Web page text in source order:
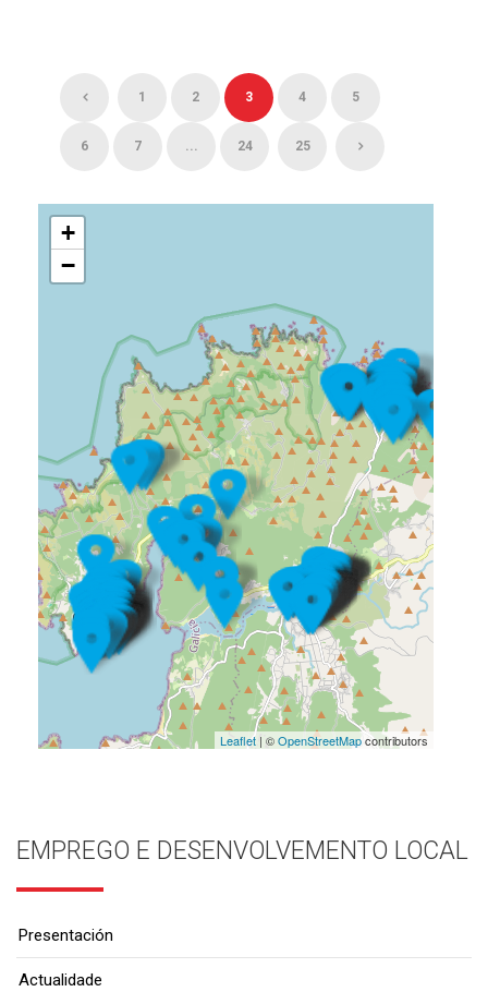
1 2 3 4 5
6 7 ... 24 25
+
−
Leaflet| ©OpenStreetMapcontributors
EMPREGO E DESENVOLVEMENTO LOCAL
Presentación
Actualidade